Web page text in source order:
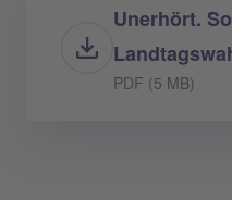
Unerhört.
PDF (5 MB)